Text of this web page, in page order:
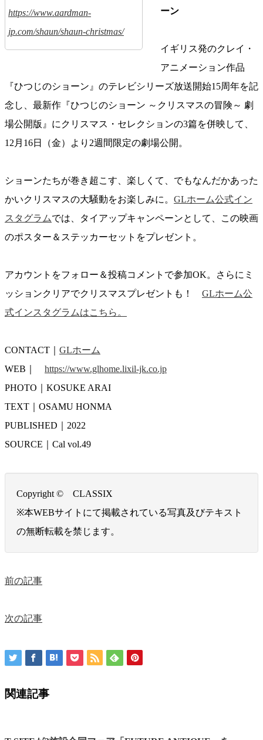
https://www.aardman-
jp.com/shaun/shaun-christmas/
ーン
イギリス発のクレイ・
アニメーション作品
『ひつじのショーン』のテレビシリーズ放送開始15周年を記
念し、最新作『ひつじのショーン ～クリスマスの冒険～ 劇
場公開版』にクリスマス・セレクションの3篇を併映して、
12月16日（金）より2週間限定の劇場公開。
ショーンたちが巻き超こす、楽しくて、でもなんだかあった
かいクリスマスの大騒動をお楽しみに。 GLホーム公式イン
スタグラムでは、タイアップキャンペーンとして、この映画
のポスター＆ステッカーセットをプレゼント。
アカウントをフォロー＆投稿コメントで参加OK。さらにミ
ッションクリアでクリスマスプレゼントも！ GLホーム公
式インスタグラムはこちら。
CONTACT｜ GLホーム
WEB｜ https://www.glhome.lixil-jk.co.jp
PHOTO｜KOSUKE ARAI
TEXT｜OSAMU HONMA
PUBLISHED｜2022
SOURCE｜Cal vol.49
Copyright © CLASSIX
※本WEBサイトにて掲載されている写真及びテキスト
の無断転載を禁じます。
前の記事
次の記事
関連記事